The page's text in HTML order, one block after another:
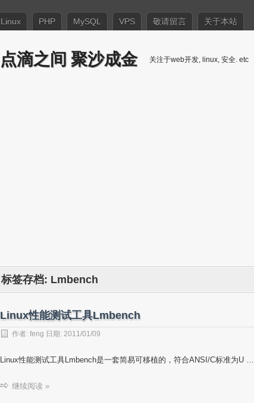
Linux PHP MySQL VPS 敬请留言 关于本站
点滴之间 聚沙成金 关注于web开发, linux, 安全. etc
标签存档: Lmbench
Linux性能测试工具Lmbench
作者: feng 日期: 2011/01/09
Linux性能测试工具Lmbench是一套简易可移植的，符合ANSI/C标准为U …
继续阅读 »